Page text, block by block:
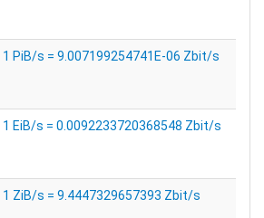
1 PiB/s = 9.007199254741E-06 Zbit/s
1 EiB/s = 0.0092233720368548 Zbit/s
1 ZiB/s = 9.4447329657393 Zbit/s